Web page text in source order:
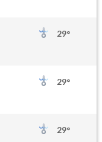
29°
29°
29°